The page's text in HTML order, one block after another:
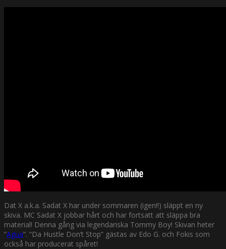
Dat X a.k.a. Sadat X har under sommaren (igen!!) släppt en ny
skiva. MC Sadat X jobbar hårt och har fortsatt att släppa bra
material! Denna gång via legendariska Tommy Boy! Skivan heter
”Agua”. “Da Hustle Don’t Stop” gästas av Edo G. och Fokis som
också har producerat spåret!